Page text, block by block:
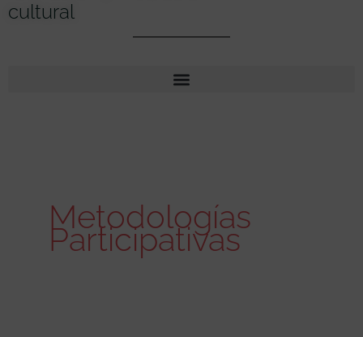
cultural
Metodologías
Participativas